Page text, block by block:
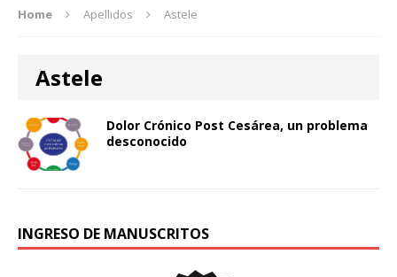
Home Apellidos Astele
Astele
Dolor Crónico Post Cesárea, un problema
desconocido
INGRESO DE MANUSCRITOS